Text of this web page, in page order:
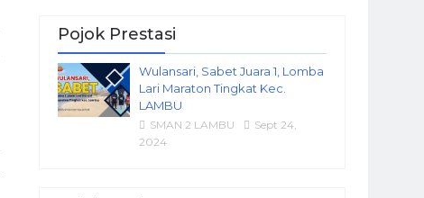
Pojok Prestasi
Wulansari, Sabet Juara 1, Lomba
Lari Maraton Tingkat Kec.
LAMBU
SMAN 2 LAMBU
Sept 24,
2024